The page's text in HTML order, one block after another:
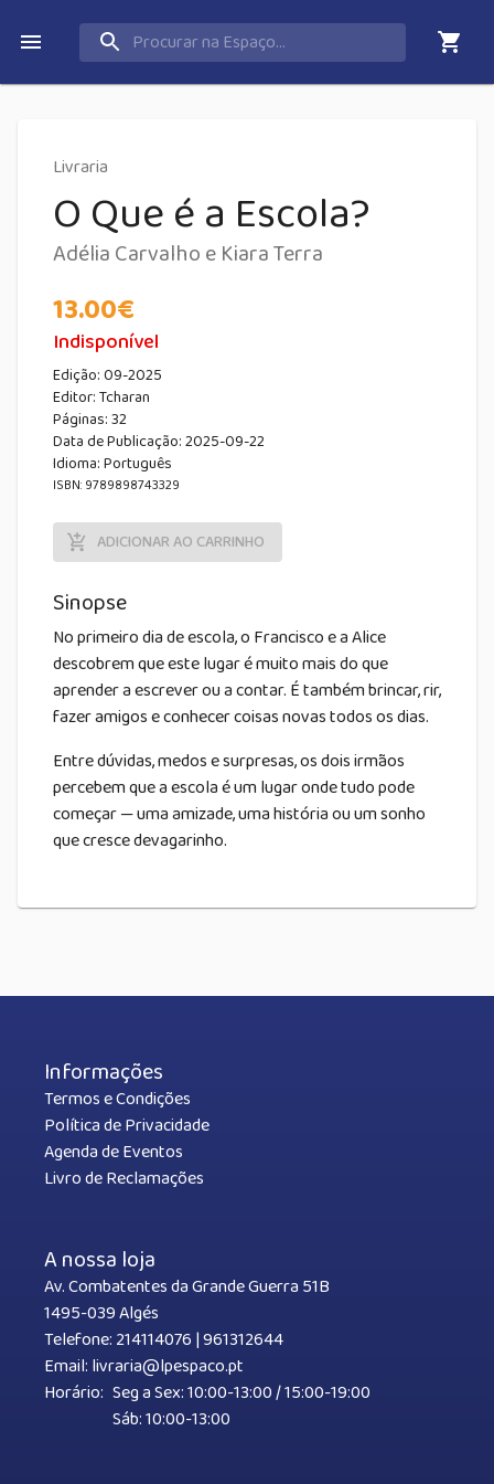
Livraria
O Que é a Escola?
Adélia Carvalho e Kiara Terra
13.00€
Indisponível
Edição:09-2025
Editor:Tcharan
Páginas:32
Data de Publicação:2025-09-22
Idioma:Português
ISBN: 9789898743329
ADICIONAR AO CARRINHO
Sinopse
No primeiro dia de escola, o Francisco e a Alice
descobrem que este lugar é muito mais do que
aprender a escrever ou a contar. É também brincar, rir,
fazer amigos e conhecer coisas novas todos os dias.
Entre dúvidas, medos e surpresas, os dois irmãos
percebem que a escola é um lugar onde tudo pode
começar — uma amizade, uma história ou um sonho
que cresce devagarinho.
Informações
Termos e Condições
Política de Privacidade
Agenda de Eventos
Livro de Reclamações
A nossa loja
Av. Combatentes da Grande Guerra 51B
1495-039 Algés
Telefone: 214114076 |961312644
Email: livraria@lpespaco.pt
Horário: Seg a Sex: 10:00-13:00 / 15:00-19:00
Sáb: 10:00-13:00